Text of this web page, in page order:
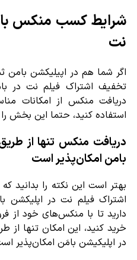
شرایط کسب منکس با
نت
اگر شما هم در اپیلیکشن بامن
تخفیف اشتراک فیلم نت در
دریافت منکس از امکانات
استفاده کنید، حتما این بخش
دریافت منکس تنها از
بامن امکان‌پذیر است
بهتر است این نکته را بدانید
اشتراک فیلم نت در اپلیکشن
دارید تا با منکس‌های خود از
خرید کنید، این امکان تنها
در اپلیکیشن بامَن امکان‌پذیر